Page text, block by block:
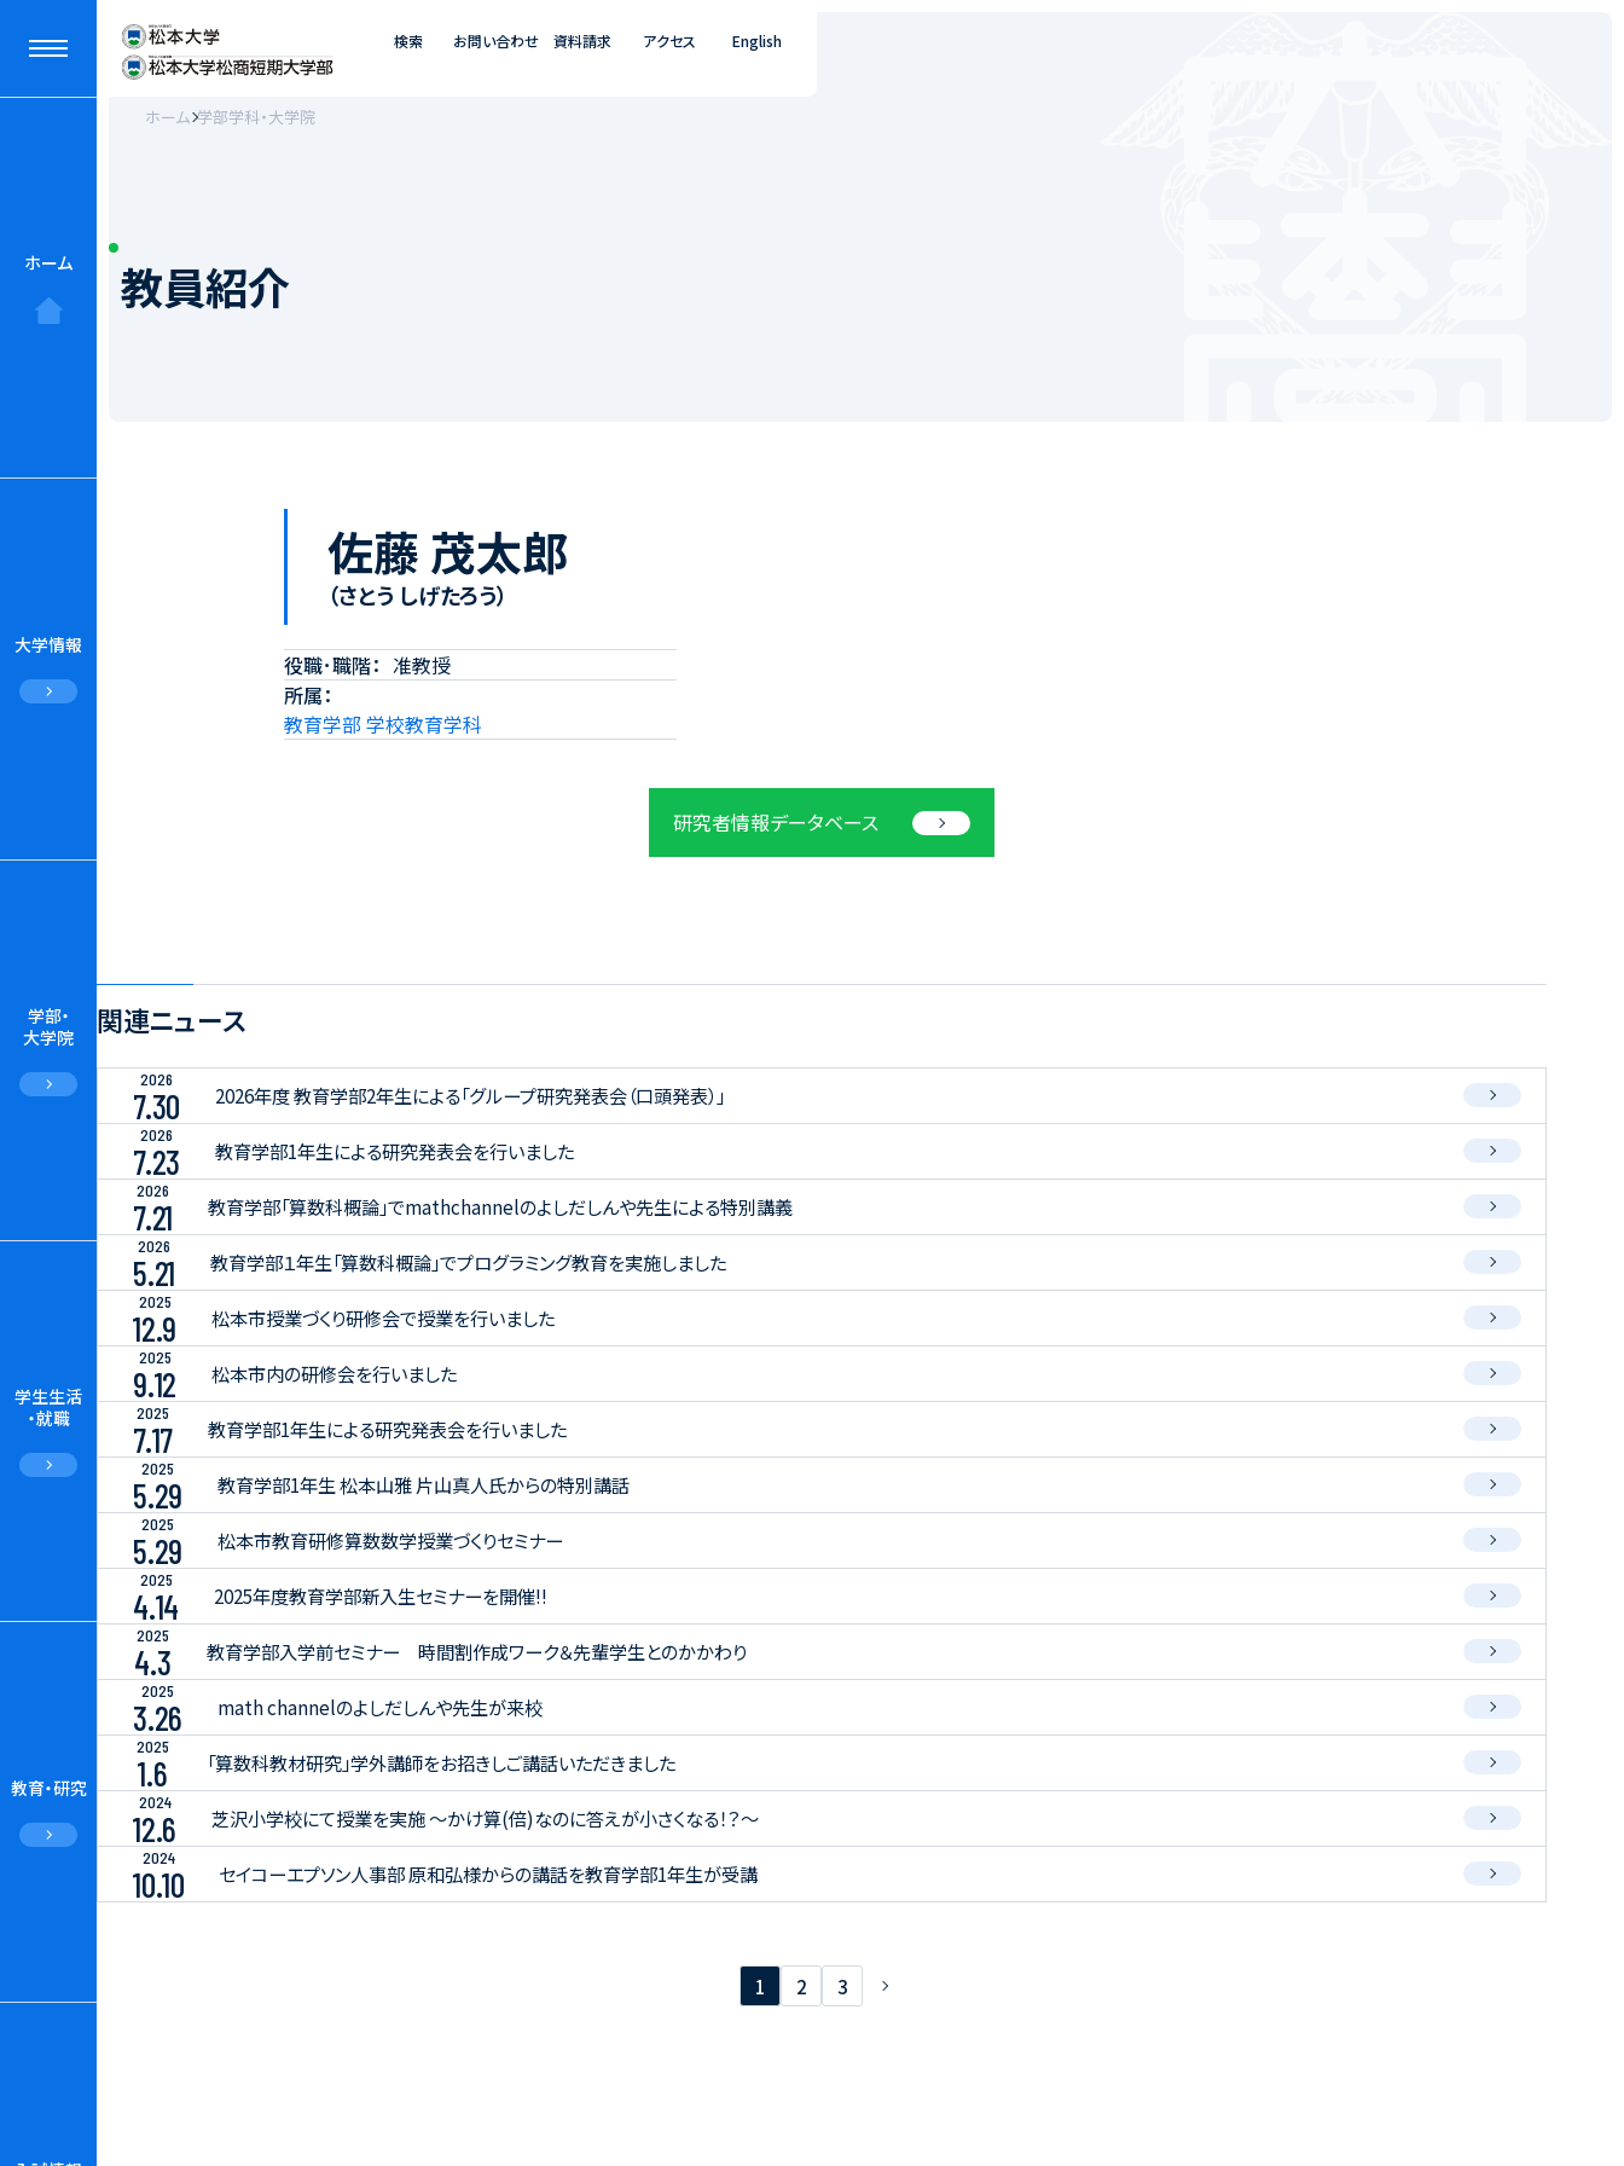
ホーム
大学情報
学部・
大学院
学生生活
・就職
教育・研究
検索 お問い合わせ 資料請求 アクセス English
ホーム 学部学科・大学院
教員紹介
佐藤 茂太郎
（さとう しげたろう）
役職･職階
准教授
所属
教育学部 学校教育学科
研究者情報データベース
関連ニュース
2026
7.30 2026年度 教育学部2年生による「グループ研究発表会（口頭発表）」
2026
7.23 教育学部1年生による研究発表会を行いました
2026
7.21 教育学部「算数科概論」でmathchannelのよしだしんや先生による特別講義
2026
5.21 教育学部１年生「算数科概論」でプログラミング教育を実施しました
2025
12.9 松本市授業づくり研修会で授業を行いました
2025
9.12 松本市内の研修会を行いました
2025
7.17 教育学部1年生による研究発表会を行いました
2025
5.29 教育学部1年生 松本山雅 片山真人氏からの特別講話
2025
5.29 松本市教育研修算数数学授業づくりセミナー
2025
4.14 2025年度教育学部新入生セミナーを開催!!
2025
4.3 教育学部入学前セミナー 時間割作成ワーク＆先輩学生とのかかわり
2025
3.26 math channelのよしだしんや先生が来校
2025
1.6 「算数科教材研究」学外講師をお招きしご講話いただきました
2024
12.6 芝沢小学校にて授業を実施 ～かけ算(倍)なのに答えが小さくなる！？～
2024
10.10 セイコーエプソン人事部 原和弘様からの講話を教育学部1年生が受講
1 2 3